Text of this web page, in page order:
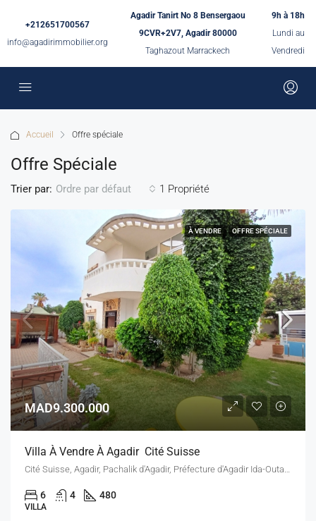
+212651700567
info@agadirimmobilier.org
Agadir Tanirt No 8 Bensergaou
9CVR+2V7, Agadir 80000
Taghazout Marrackech
9h à 18h
Lundi au
Vendredi
Accueil Offre spéciale
Offre Spéciale
1 Propriété
Trier par: Ordre par défaut
À VENDRE OFFRE SPÉCIALE
MAD9.300.000
Villa À Vendre À Agadir Cité Suisse
6 4 480
VILLA